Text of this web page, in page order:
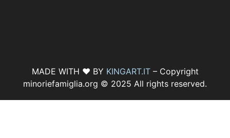
MADE WITH ♥ BY KINGART.IT– Copyright
minoriefamiglia.org © 2025 All rights reserved.